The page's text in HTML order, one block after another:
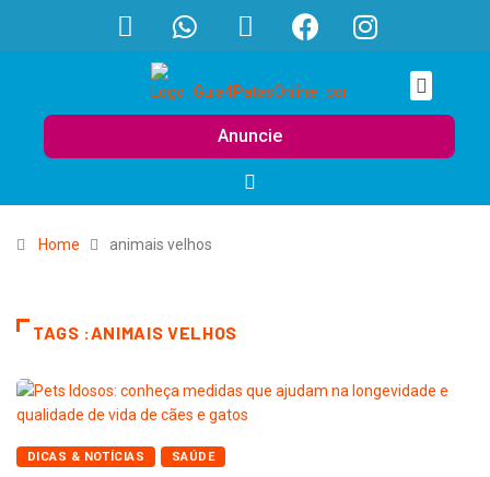
Anuncie
Home animais velhos
TAGS :ANIMAIS VELHOS
DICAS & NOTÍCIAS SAÚDE